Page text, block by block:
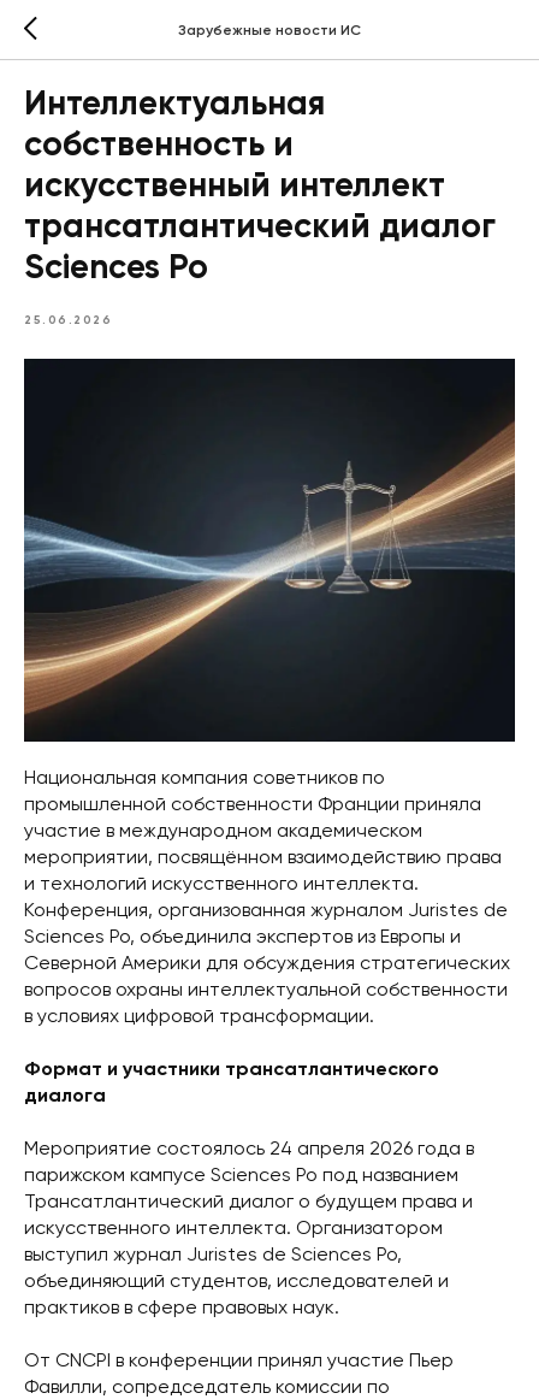
Зарубежные новости ИС
Интеллектуальная
собственность и
искусственный интеллект
трансатлантический диалог
Sciences Po
25.06.2026
Национальная компания советников по
промышленной собственности Франции приняла
участие в международном академическом
мероприятии, посвящённом взаимодействию права
и технологий искусственного интеллекта.
Конференция, организованная журналом Juristes de
Sciences Po, объединила экспертов из Европы и
Северной Америки для обсуждения стратегических
вопросов охраны интеллектуальной собственности
в условиях цифровой трансформации.
Формат и участники трансатлантического
диалога
Мероприятие состоялось 24 апреля 2026 года в
парижском кампусе Sciences Po под названием
Трансатлантический диалог о будущем права и
искусственного интеллекта. Организатором
выступил журнал Juristes de Sciences Po,
объединяющий студентов, исследователей и
практиков в сфере правовых наук.
От CNCPI в конференции принял участие Пьер
Фавилли, сопредседатель комиссии по